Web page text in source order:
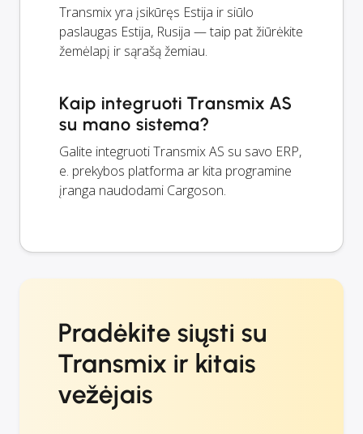
Transmix yra įsikūręs Estija ir siūlo
paslaugas Estija, Rusija — taip pat žiūrėkite
žemėlapį ir sąrašą žemiau.
Kaip integruoti Transmix AS
su mano sistema?
Galite integruoti Transmix AS su savo ERP,
e. prekybos platforma ar kita programine
įranga naudodami Cargoson.
Pradėkite siųsti su
Transmix ir kitais
vežėjais